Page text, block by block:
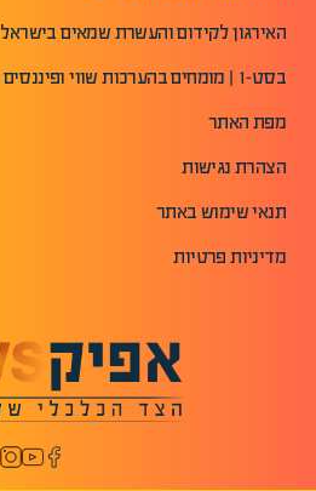
האירגון לקידום והעשרת שמאים בישראל
בסט-1 | מומחים בהערכות שווי ופיננסים
מפת האתר
הצהרת נגישות
תנאי שימוש באתר
מדיניות פרטיות